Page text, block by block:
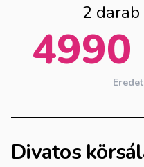
2
Divatos